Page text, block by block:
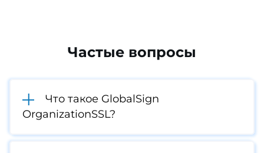
Частые вопросы
Что такое GlobalSign
OrganizationSSL?